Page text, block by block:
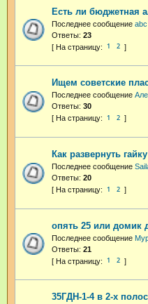
Есть ли бюджетная
Последнее сообщение abc
Ответы: 23
1 2
Ищем советские
Последнее сообщение
Ответы: 30
1 2
Как развернуть
Последнее сообщение
Ответы: 20
1 2
опять 25 или домик
Последнее сообщение
Ответы: 21
1 2
35ГДН-1-4 в 2-х